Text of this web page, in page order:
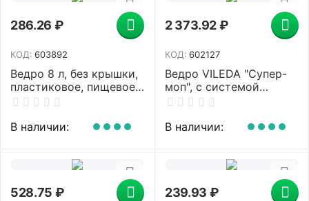
286.26 ₽
КОД: 603892
Ведро 8 л, без крышки,
пластиковое, пищевое,
с глянцевым узором,
шкала, LAIMA, 603892
В наличии:
2 373.92₽
КОД: 602127
Ведро VILEDA "Супер-
моп", с системой
отжима для
ленточных МОПов,
В наличии:
528.75 ₽ 239.93 ₽